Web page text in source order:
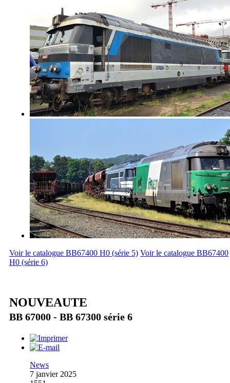
Voir le catalogue BB67400 H0 (série 5) Voir le catalogue BB67400
H0 (série 6)
NOUVEAUTE
BB 67000 - BB 67300 série 6
News
7 janvier 2025